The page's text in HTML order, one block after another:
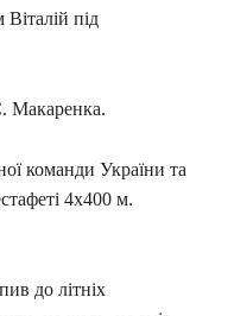
під
Макаренка.
команди України та
4х400 м.
до літніх